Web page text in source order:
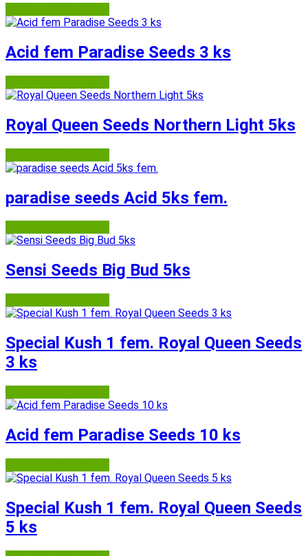
Acid fem Paradise Seeds 3 ks
Royal Queen Seeds Northern Light 5ks
paradise seeds Acid 5ks fem.
Sensi Seeds Big Bud 5ks
Special Kush 1 fem. Royal Queen Seeds
3 ks
Acid fem Paradise Seeds 10 ks
Special Kush 1 fem. Royal Queen Seeds
5 ks